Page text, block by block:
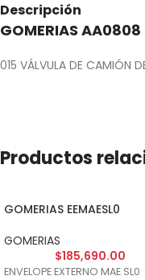
Descripción
GOMERIAS AA0808
015 VÁLVULA DE CAMIÓN
Productos
GOMERIAS EEMAESL0
GOMERIAS
$185,690.00
ENVELOPE EXTERNO MAE SL0